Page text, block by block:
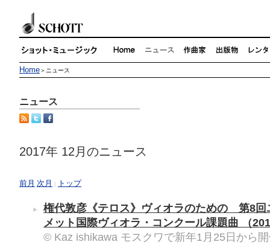
Home＞ニュース
ニュース
2017年 12月のニュース
前月 次月 | トップ
権代敦彦《テロス》ヴィオラのための 第8回
メット国際ヴィオラ・コンクール課題曲
（
© Kaz ishikawa モスクワで新年1月25日から